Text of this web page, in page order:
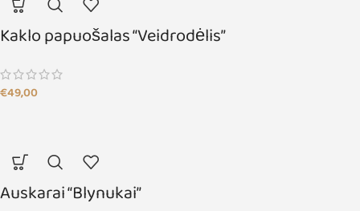
Kaklo papuošalas “Veidrodėlis”
€49,00
Auskarai “Blynukai”